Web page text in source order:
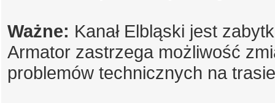
Ważne: Kanał Elbląski jest
Armator zastrzega możliwość
problemów technicznych na